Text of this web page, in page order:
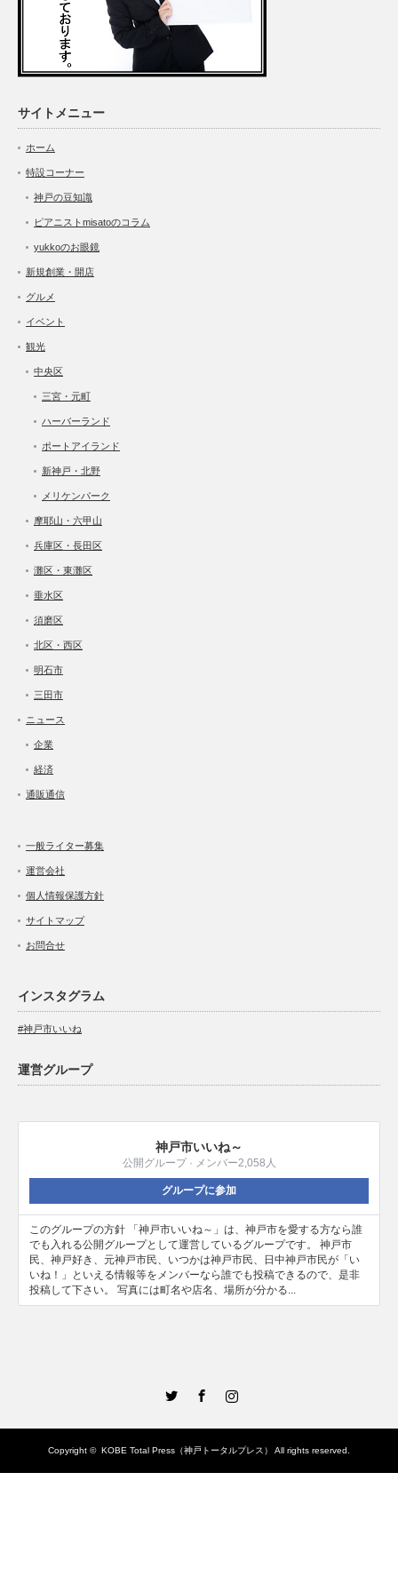
サイトメニュー
ホーム
特設コーナー
神戸の豆知識
ピアニストmisatoのコラム
yukkoのお眼鏡
新規創業・開店
グルメ
イベント
観光
中央区
三宮・元町
ハーバーランド
ポートアイランド
新神戸・北野
メリケンパーク
摩耶山・六甲山
兵庫区・長田区
灘区・東灘区
垂水区
須磨区
北区・西区
明石市
三田市
ニュース
企業
経済
通販通信
一般ライター募集
運営会社
個人情報保護方針
サイトマップ
お問合せ
インスタグラム
#神戸市いいね
運営グループ
神戸市いいね～
公開グループ · メンバー2,058人
グループに参加
このグループの方針 「神戸市いいね～」は、神戸市を愛する方なら誰
でも入れる公開グループとして運営しているグループです。 神戸市
民、神戸好き、元神戸市民、いつかは神戸市民、日中神戸市民が「い
いね！」といえる情報等をメンバーなら誰でも投稿できるので、是非
投稿して下さい。 写真には町名や店名、場所が分かる...
Copyright © KOBE Total Press（神戸トータルプレス） All rights reserved.